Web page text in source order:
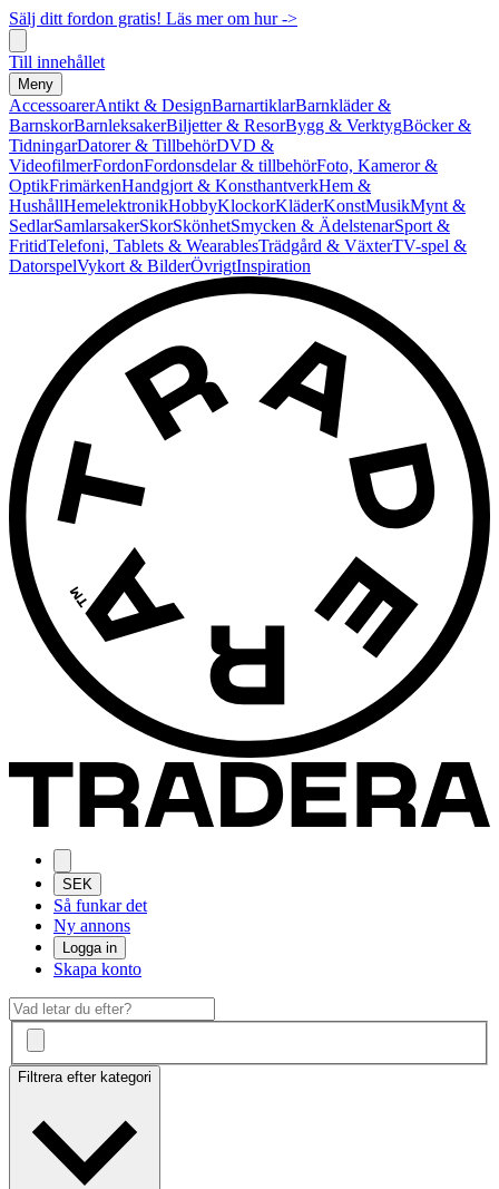
Sälj ditt fordon gratis! Läs mer om hur ->
Till innehållet
Meny
AccessoarerAntikt & DesignBarnartiklarBarnkläder &
BarnskorBarnleksakerBiljetter & ResorBygg & VerktygBöcker &
TidningarDatorer & TillbehörDVD &
VideofilmerFordonFordonsdelar & tillbehörFoto, Kameror &
OptikFrimärkenHandgjort & KonsthantverkHem &
HushållHemelektronikHobbyKlockorKläderKonstMusikMynt &
SedlarSamlarsakerSkorSkönhetSmycken & ÄdelstenarSport &
FritidTelefoni, Tablets & WearablesTrädgård & VäxterTV-spel &
DatorspelVykort & BilderÖvrigtInspiration
SEK
Så funkar det
Ny annons
Logga in
Skapa konto
Filtrera efter kategori